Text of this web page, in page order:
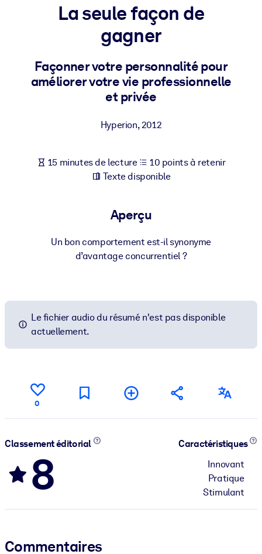
Intégrez des connaissances vérifiées et concises dans votre
LMS/LXP pour de meilleurs résultats d'apprentissage.
Pour bibliothèques d'entreprise
Enrichissez votre bibliothèque d'entreprise avec des
Pour les systèmes d’IA
Alimentez vos systèmes d'IA avec des connaissances fiables et
La seule façon de
gagner
Façonner votre personnalité pour
améliorer votre vie professionnelle
et privée
Hyperion,2012
15 minutes de lecture
10 points à retenir
Texte disponible
Aperçu
Un bon comportement est-il synonyme
d’avantage concurrentiel ?
Le fichier audio du résumé n'est pas disponible
actuellement.
0
Classement éditorial
8
Caractéristiques
Innovant
Pratique
Stimulant
Commentaires